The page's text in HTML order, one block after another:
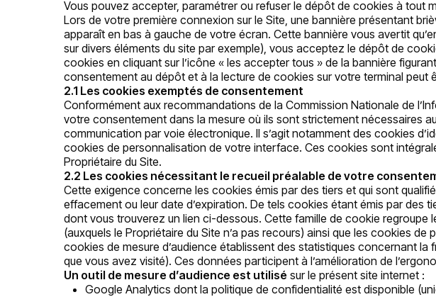
Vous pouvez accepter, paramétrer ou refuser le dépôt de cookies à tout
Lors de votre première connexion sur le Site, une bannière présentant
apparaît en bas à gauche de votre écran. Cette bannière vous avertit
sur divers éléments du site par exemple), vous acceptez le dépôt de
cookies en cliquant sur l’icône « les accepter tous » de la bannière
consentement au dépôt et à la lecture de cookies sur votre terminal peut
2.1 Les cookies exemptés de consentement
Conformément aux recommandations de la Commission Nationale de
votre consentement dans la mesure où ils sont strictement nécessaires
communication par voie électronique. Il s’agit notamment des cookies
cookies de personnalisation de votre interface. Ces cookies sont
Propriétaire du Site.
2.2 Les cookies nécessitant le recueil préalable de votre
Cette exigence concerne les cookies émis par des tiers et qui sont
effacement ou leur date d’expiration. De tels cookies étant émis par des
dont vous trouverez un lien ci-dessous. Cette famille de cookie
(auxquels le Propriétaire du Site n’a pas recours) ainsi que les cookies
cookies de mesure d’audience établissent des statistiques concernant
que vous avez visité). Ces données participent à l’amélioration de
Un outil de mesure d’audience est utilisé sur le présent site internet :
Google Analytics dont la politique de confidentialité est disponible